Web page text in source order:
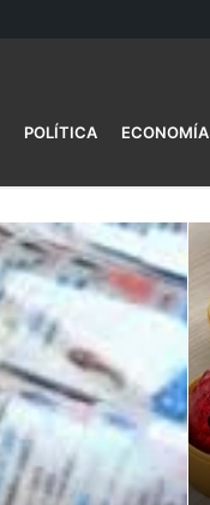
POLÍTICA ECONOMÍA